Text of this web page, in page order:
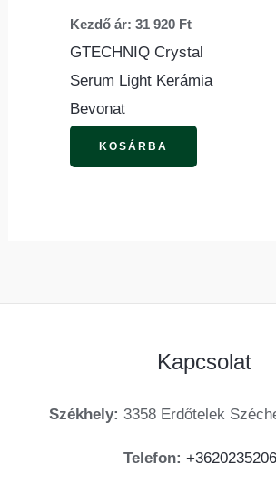
Kezdő ár:31 920 Ft
GTECHNIQ Crystal
Serum Light Kerámia
Bevonat
KOSÁRBA
változatok
a
Kapcsolat
Székhely: 3358 Erdőtelek
Telefon: